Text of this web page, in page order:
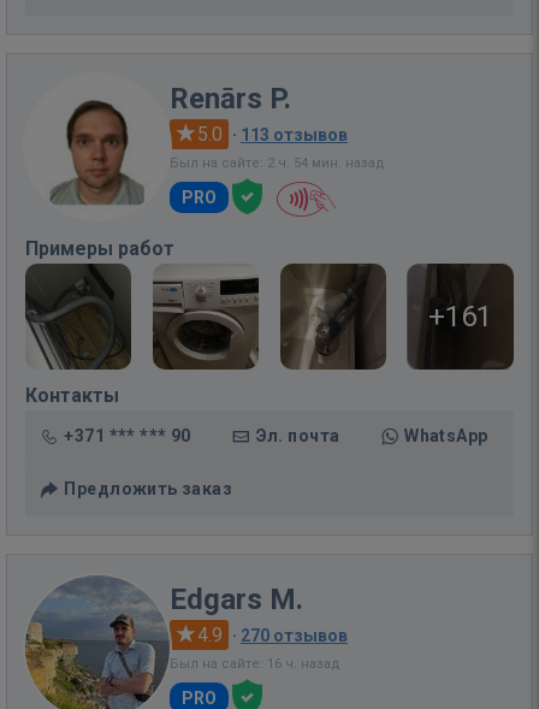
Renārs P.
5.0 · 113 отзывов
Был на сайте: 2 ч. 54 мин. назад
PRO
Примеры работ
+161
Контакты
+371 *** *** 90 Эл. почта WhatsApp
Предложить заказ
Edgars M.
4.9 · 270 отзывов
Был на сайте: 16 ч. назад
PRO